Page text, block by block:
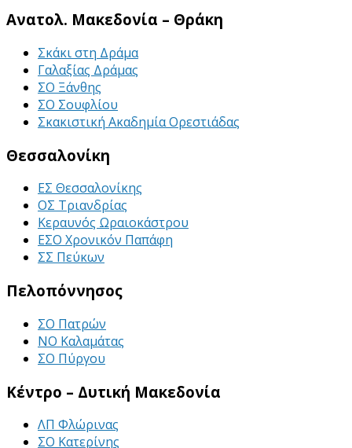
Ανατολ. Μακεδονία – Θράκη
Σκάκι στη Δράμα
Γαλαξίας Δράμας
ΣΟ Ξάνθης
ΣΟ Σουφλίου
Σκακιστική Ακαδημία Ορεστιάδας
Θεσσαλονίκη
ΕΣ Θεσσαλονίκης
ΟΣ Τριανδρίας
Κεραυνός Ωραιοκάστρου
ΕΣΟ Χρονικόν Παπάφη
ΣΣ Πεύκων
Πελοπόννησος
ΣΟ Πατρών
ΝΟ Καλαμάτας
ΣΟ Πύργου
Κέντρο – Δυτική Μακεδονία
ΛΠ Φλώρινας
ΣΟ Κατερίνης